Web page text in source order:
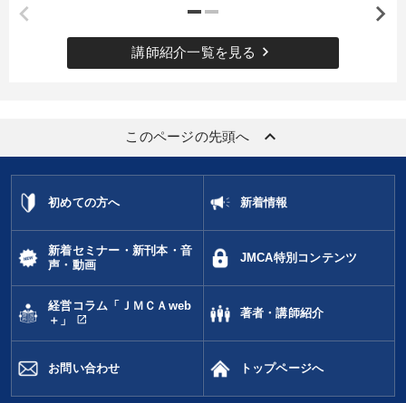
テレビ・ネットで話題 株式投資
サービス 女性経営者
※「更新」を押すと「タグ・キーワード」を更新いただけます。
講師紹介一覧を見る keyboard_arrow_right
このページの先頭へ keyboard_arrow_up
初めての方へ 新着情報
新着セミナー・新刊本・音
声・動画
JMCA特別コンテンツ
経営コラム「ＪＭＣＡweb
＋」
open_in_new
著者・講師紹介
お問い合わせ トップページへ